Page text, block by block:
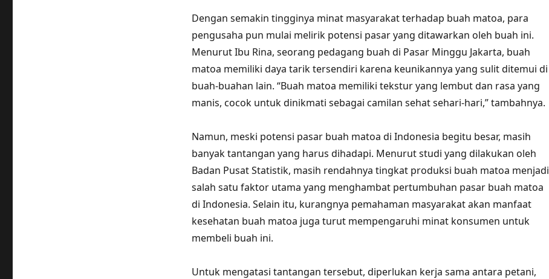
Dengan semakin tingginya minat masyarakat terhadap buah matoa, para
pengusaha pun mulai melirik potensi pasar yang ditawarkan oleh buah ini.
Menurut Ibu Rina, seorang pedagang buah di Pasar Minggu Jakarta, buah
matoa memiliki daya tarik tersendiri karena keunikannya yang sulit ditemui di
buah-buahan lain. “Buah matoa memiliki tekstur yang lembut dan rasa yang
manis, cocok untuk dinikmati sebagai camilan sehat sehari-hari,” tambahnya.
Namun, meski potensi pasar buah matoa di Indonesia begitu besar, masih
banyak tantangan yang harus dihadapi. Menurut studi yang dilakukan oleh
Badan Pusat Statistik, masih rendahnya tingkat produksi buah matoa menjadi
salah satu faktor utama yang menghambat pertumbuhan pasar buah matoa
di Indonesia. Selain itu, kurangnya pemahaman masyarakat akan manfaat
kesehatan buah matoa juga turut mempengaruhi minat konsumen untuk
membeli buah ini.
Untuk mengatasi tantangan tersebut, diperlukan kerja sama antara petani,